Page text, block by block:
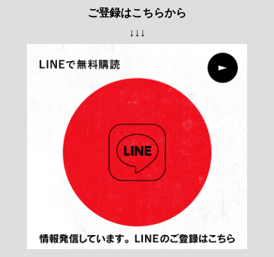
ご登録はこちらから
↓↓↓